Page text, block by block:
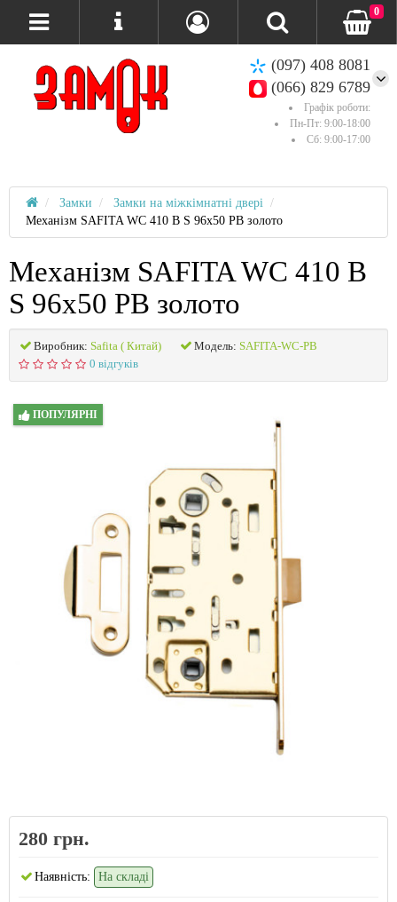
(097) 408 8081
(066) 829 6789
Графік роботи:
Пн-Пт: 9:00-18:00
Сб: 9:00-17:00
0
Замки
Замки на міжкімнатні двері
Механізм SAFITA WC 410 B S 96x50 PB золото
Механізм SAFITA WC 410 B
S 96x50 PB золото
Виробник: Safita ( Китай) Модель: SAFITA-WC-PB
0 відгуків
ПОПУЛЯРНІ
280 грн.
Наявність: На складі